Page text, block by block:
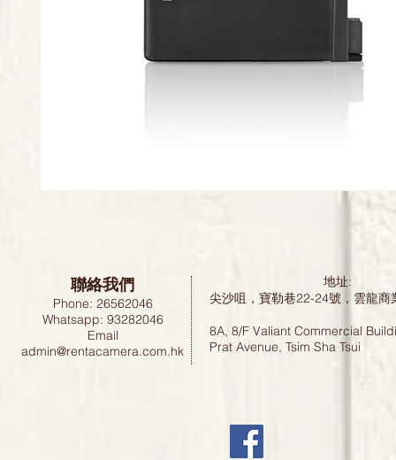
聯絡我們
Phone: 26562046
Whatsapp: 93282046
Email
admin@rentacamera.com.hk
地址:
尖沙咀，寶勒巷22-24號，雲龍
8A, 8/F Valiant Commercial
Prat Avenue, Tsim Sha Tsui